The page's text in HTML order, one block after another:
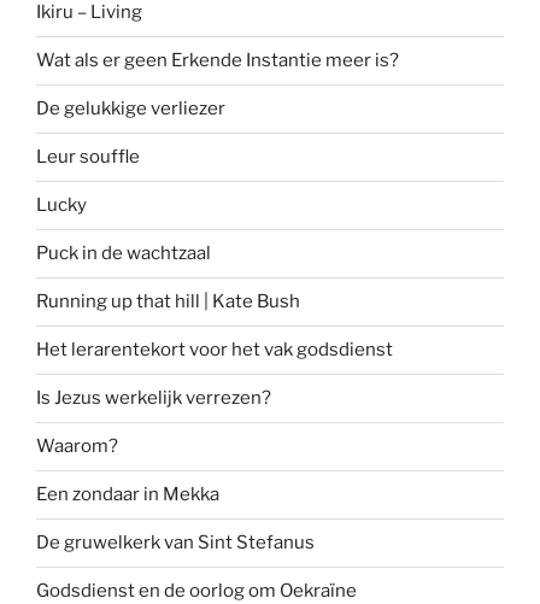
Ikiru – Living
Wat als er geen Erkende Instantie meer is?
De gelukkige verliezer
Leur souffle
Lucky
Puck in de wachtzaal
Running up that hill | Kate Bush
Het lerarentekort voor het vak godsdienst
Is Jezus werkelijk verrezen?
Waarom?
Een zondaar in Mekka
De gruwelkerk van Sint Stefanus
Godsdienst en de oorlog om Oekraïne